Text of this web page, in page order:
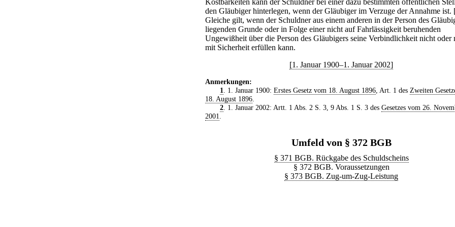
Kostbarkeiten kann der Schuldner bei einer dazu bestimmten öffentlichen
den Gläubiger hinterlegen, wenn der Gläubiger im Verzuge der Annahme ist.
Gleiche gilt, wenn der Schuldner aus einem anderen in der Person des
liegenden Grunde oder in Folge einer nicht auf Fahrlässigkeit beruhenden
Ungewißheit über die Person des Gläubigers seine Verbindlichkeit nicht oder
mit Sicherheit erfüllen kann.
[1. Januar 1900–1. Januar 2002]
Anmerkungen:
1
. 1. Januar 1900: Erstes Gesetz vom 18. August 1896, Art. 1 des Zweiten
18. August 1896
2. 1. Januar 2002: Artt. 1 Abs. 2 S. 3, 9 Abs. 1 S. 3 des Gesetzes vom 26.
2001
Umfeld von § 372 BGB
§ 371 BGB. Rückgabe des Schuldscheins
§ 372 BGB. Voraussetzungen
§ 373 BGB. Zug-um-Zug-Leistung